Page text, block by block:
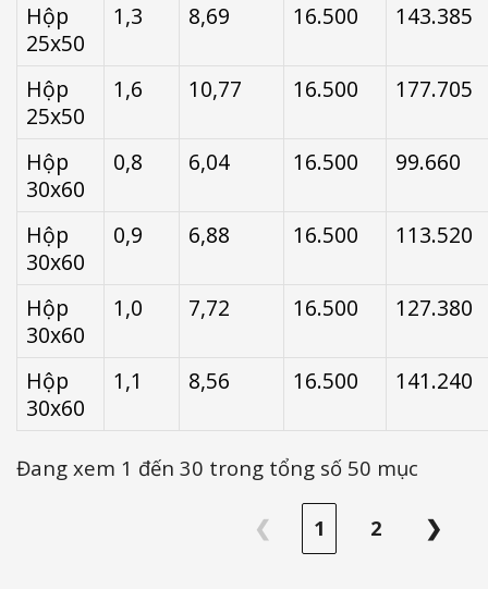
Hộp
25x50
1,3 8,69 16.500 143.385
Hộp
25x50
1,6 10,77 16.500 177.705
Hộp
30x60
0,8 6,04 16.500 99.660
Hộp
30x60
0,9 6,88 16.500 113.520
Hộp
30x60
1,0 7,72 16.500 127.380
Hộp
30x60
1,1 8,56 16.500 141.240
Đang xem 1 đến 30 trong tổng số 50 mục
❮ 1 2 ❯